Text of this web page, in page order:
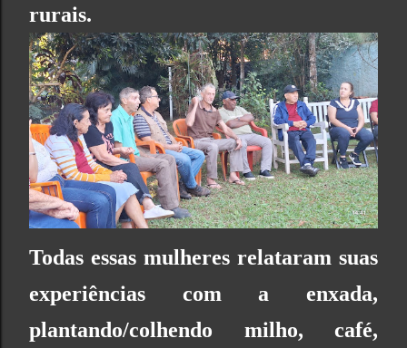
rurais.
Todas essas mulheres relataram suas
experiências com a enxada,
plantando/colhendo milho, café,